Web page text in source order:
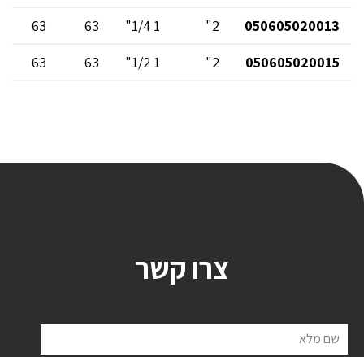
050605020013
2"
1 1/4"
63
63
050605020015
2"
1 1/2"
63
63
צרו קשר
שם מלא